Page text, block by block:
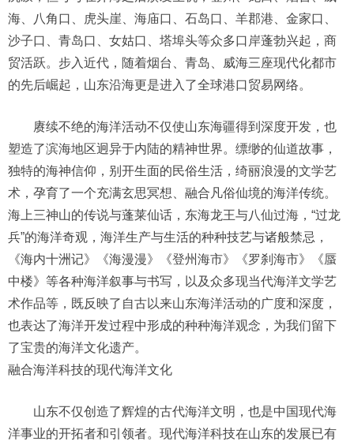
海、八角口、虎头崖、海庙口、石岛口、羊郡港、金家口、
沙子口、青岛口、女姑口、塔埠头等众多口岸蓬勃兴起，商
贸活跃。步入近代，随着烟台、青岛、威海三座现代化都市
的先后崛起，山东沿海更是进入了全球港口贸易网络。
赓续不绝的海洋活动不仅使山东海疆得到深度开发，也
塑造了滨海地区迥异于内陆的精神世界。缥缈的仙道故事，
独特的海神信仰，别开生面的民俗生活，绮丽浪漫的文学艺
术，孕育了一个充满玄思冥想、融合凡俗仙境的海洋传统。
海上三神山的传说与蓬莱仙话，东海龙王与八仙过海，“过龙
兵”的海洋奇观，海洋生产与生活的种种技艺与诸般禁忌，
《海内十洲记》《海漫漫》《登州海市》《罗刹海市》《蜃
中楼》等各种海洋叙事与书写，以及众多现当代海洋文学艺
术作品等，既反映了自古以来山东海洋活动的广度和深度，
也表达了海洋开发过程中形成的种种海洋观念，为我们留下
了宝贵的海洋文化遗产。
融合海洋科技的现代海洋文化
山东不仅创造了辉煌的古代海洋文明，也是中国现代海
洋事业的开拓者和引领者。现代海洋科技在山东的发展已有